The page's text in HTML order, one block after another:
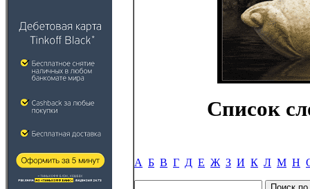
Список
А Б В Г Д Е Ж З И К Л М Н